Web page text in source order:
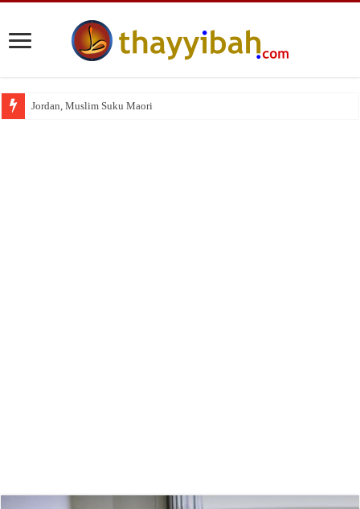
Jordan, Muslim Suku Maori